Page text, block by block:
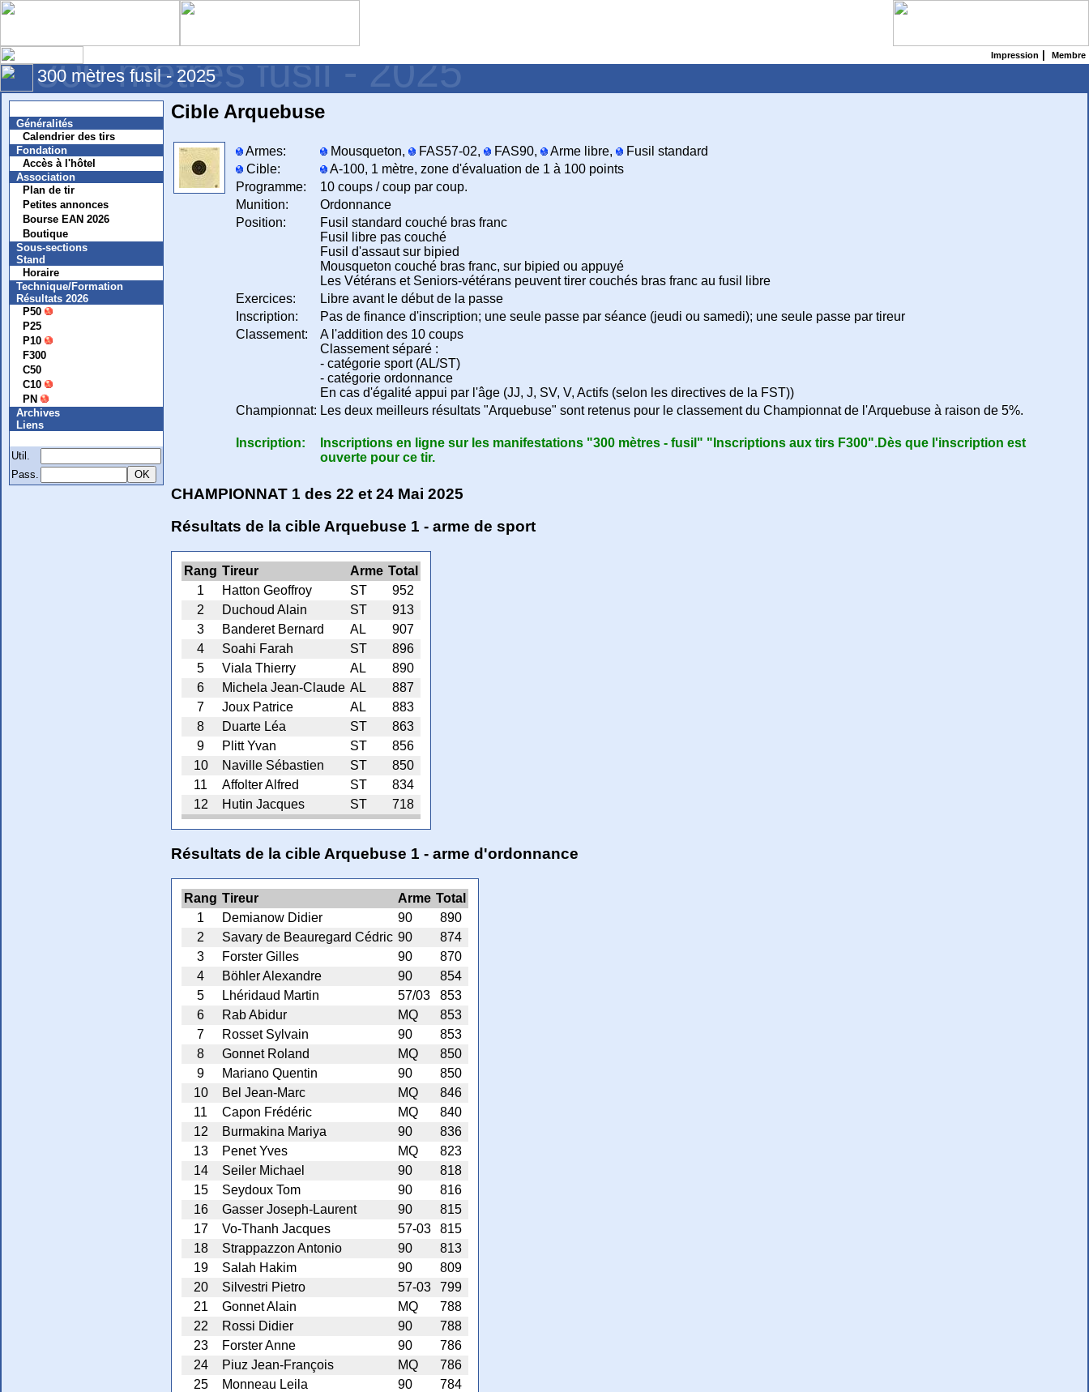
Impression Membre
300 mètres fusil - 2025
300 mètres fusil - 2025
Généralités
Calendrier des tirs
Fondation
Accès à l'hôtel
Association
Plan de tir
Petites annonces
Bourse EAN 2026
Boutique
Sous-sections
Stand
Horaire
Technique/Formation
Résultats 2026
P50
P25
P10
F300
C50
C10
PN
Archives
Liens
Util.
Pass.
Cible Arquebuse
Armes: Mousqueton, FAS57-02, FAS90, Arme libre,
Fusil standard
Cible:
A-100, 1 mètre, zone d'évaluation de 1 à 100 points
Programme:
10 coups / coup par coup.
Munition:
Ordonnance
Position:
Fusil standard couché bras franc
Fusil libre pas couché
Fusil d'assaut sur bipied
Mousqueton couché bras franc, sur bipied ou appuyé
Les Vétérans et Seniors-vétérans peuvent tirer couchés bras franc au fusil libre
Exercices:
Libre avant le début de la passe
Inscription:
Pas de finance d'inscription; une seule passe par séance (jeudi ou samedi); une seule passe par tireur
Classement:
A l'addition des 10 coups
Classement séparé :
- catégorie sport (AL/ST)
- catégorie ordonnance
En cas d'égalité appui par l'âge (JJ, J, SV, V, Actifs (selon les directives de la FST))
Championnat: Les deux meilleurs résultats "Arquebuse" sont retenus pour le classement du Championnat de l'Arquebuse à raison de 5%.
Inscription:
Inscriptions en ligne sur les manifestations "300 mètres - fusil" "Inscriptions aux tirs F300".Dès que l'inscription est
ouverte pour ce tir.
CHAMPIONNAT 1 des 22 et 24 Mai 2025
Résultats de la cible Arquebuse 1 - arme de sport
Rang Tireur Arme Total
1
Hatton Geoffroy ST
952
2
Duchoud Alain ST
913
3
Banderet Bernard AL
907
4
Soahi Farah ST
896
5
Viala Thierry AL
890
6
Michela Jean-Claude AL
887
7
Joux Patrice AL
883
8
Duarte Léa ST
863
9
Plitt Yvan ST
856
10
Naville Sébastien ST
850
11
Affolter Alfred ST
834
12
Hutin Jacques ST 718
Résultats de la cible Arquebuse 1 - arme d'ordonnance
Rang Tireur Arme Total
1
Demianow Didier 90
890
2
Savary de Beauregard Cédric 90
874
3
Forster Gilles 90
870
4
Böhler Alexandre 90
854
5
Lhéridaud Martin 57/03
853
6
Rab Abidur MQ
853
7
Rosset Sylvain 90
853
8
Gonnet Roland MQ
850
9
Mariano Quentin 90
850
10
Bel Jean-Marc MQ
846
11
Capon Frédéric MQ
840
12
Burmakina Mariya 90
836
13
Penet Yves MQ
823
14
Seiler Michael 90
818
15
Seydoux Tom 90
816
16
Gasser Joseph-Laurent 90
815
17
Vo-Thanh Jacques 57-03
815
18
Strappazzon Antonio 90
813
19
Salah Hakim 90
809
20
Silvestri Pietro 57-03
799
21
Gonnet Alain MQ
788
22
Rossi Didier 90
788
23
Forster Anne 90
786
24
Piuz Jean-François MQ
786
25
Monneau Leila 90
784